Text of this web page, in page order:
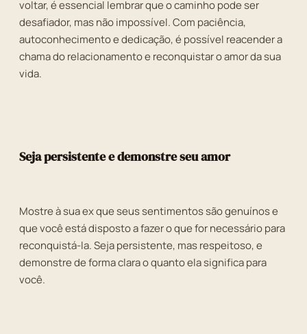
voltar, é essencial lembrar que o caminho pode ser
desafiador, mas não impossível. Com paciência,
autoconhecimento e dedicação, é possível reacender a
chama do relacionamento e reconquistar o amor da sua
vida.
Seja persistente e demonstre seu amor
Mostre à sua ex que seus sentimentos são genuínos e
que você está disposto a fazer o que for necessário para
reconquistá-la. Seja persistente, mas respeitoso, e
demonstre de forma clara o quanto ela significa para
você.